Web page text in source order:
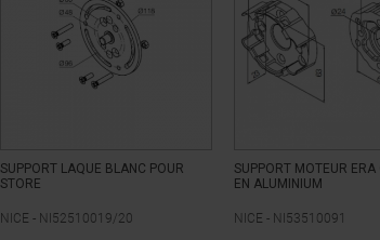
SUPPORT LAQUE BLANC POUR
STORE
NICE - NI52510019/20
SUPPORT MOTEUR ERA
EN ALUMINIUM
NICE - NI53510091